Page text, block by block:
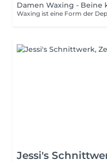
Damen Waxing - Beine
Jessi's